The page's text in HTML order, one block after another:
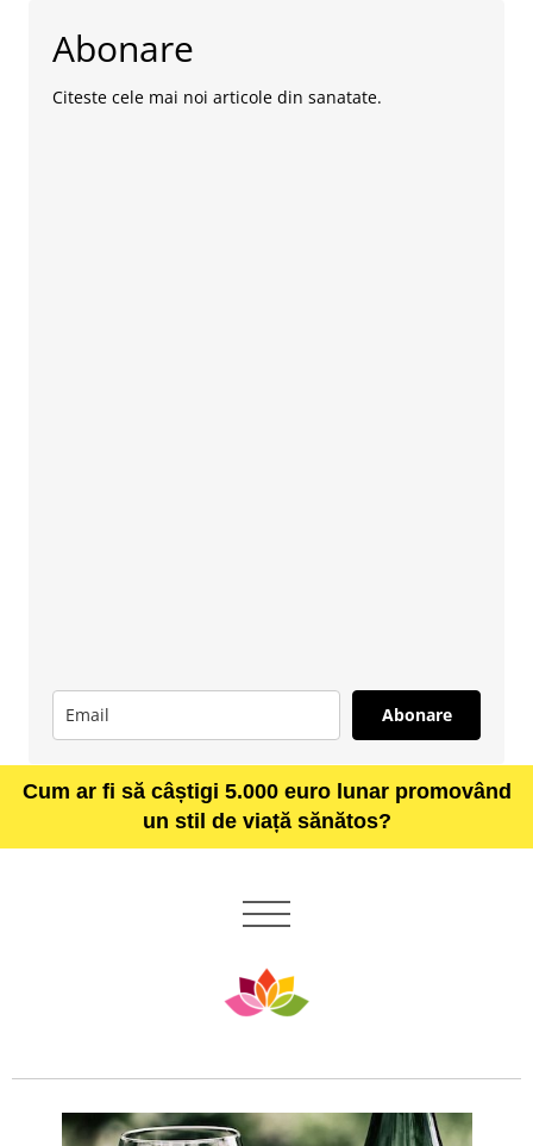
Abonare
Citeste cele mai noi articole din sanatate.
Abonare
Cum ar fi să câștigi 5.000 euro lunar promovând
un stil de viață sănătos?